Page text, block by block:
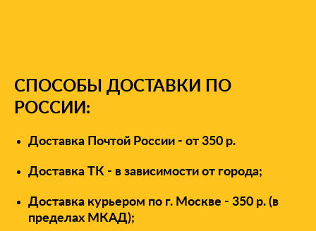
СПОСОБЫ ДОСТАВКИ ПО
РОССИИ:
Доставка Почтой России - от 350 р.
Доставка ТК - в зависимости от города;
Доставка курьером по г. Москве - 350 р. (в
пределах МКАД);